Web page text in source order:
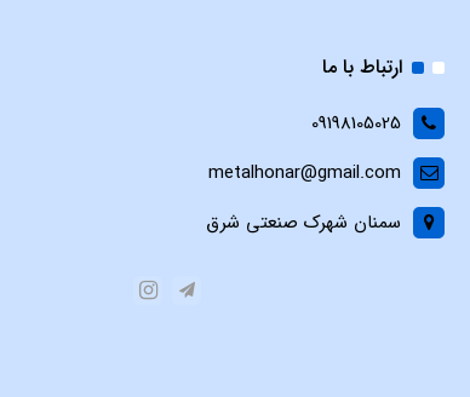
ارتباط با ما
09198105025
metalhonar@gmail.com
سمنان شهرک صنعتی شرق